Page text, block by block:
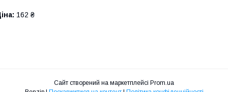
162 ₴
Сайт створений на маркетплейсі Prom.ua